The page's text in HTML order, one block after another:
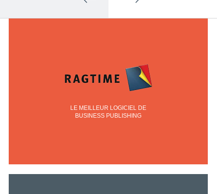
LE MEILLEUR LOGICIEL DE
BUSINESS PUBLISHING